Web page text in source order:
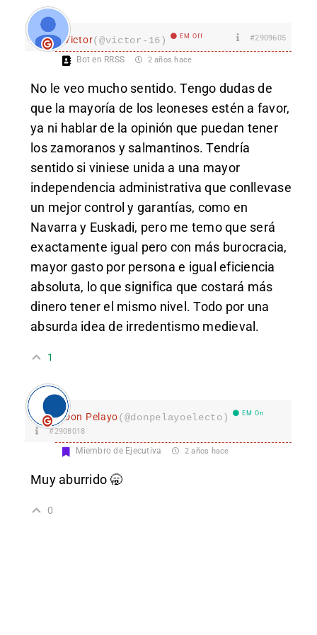
Victor(@victor-16) EM Off #2909605
Bot en RRSS 2 años hace
No le veo mucho sentido. Tengo dudas de
que la mayoría de los leoneses estén a favor,
ya ni hablar de la opinión que puedan tener
los zamoranos y salmantinos. Tendría
sentido si viniese unida a una mayor
independencia administrativa que conllevase
un mejor control y garantías, como en
Navarra y Euskadi, pero me temo que será
exactamente igual pero con más burocracia,
mayor gasto por persona e igual eficiencia
absoluta, lo que significa que costará más
dinero tener el mismo nivel. Todo por una
absurda idea de irredentismo medieval.
1
Don Pelayo(@donpelayoelecto) EM On
#2908018
Miembro de Ejecutiva 2 años hace
Muy aburrido 🥱
0